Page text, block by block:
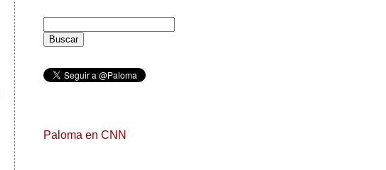
Paloma en CNN